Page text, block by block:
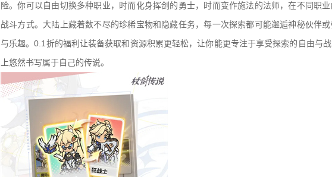
险。你可以自由切换多种职业，时而化身挥剑的勇士，时而变作施法的法师，在不同职
战斗方式。大陆上藏着数不尽的珍稀宝物和隐藏任务，每一次探索都可能邂逅神秘伙伴
与乐趣。0.1折的福利让装备获取和资源积累更轻松，让你能更专注于享受探索的自由与
上悠然书写属于自己的传说。